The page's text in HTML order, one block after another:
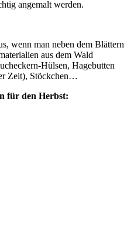
angemalt werden.
wenn man neben dem Blättern
aus dem Wald
Hülsen, Hagebutten
Zeit), Stöckchen…
für den Herbst: